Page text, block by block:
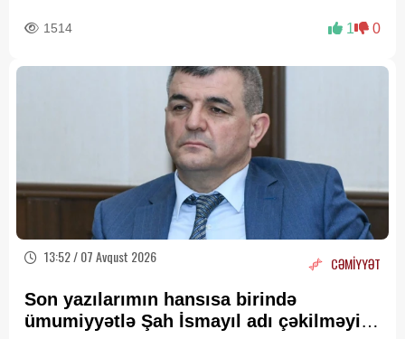
1514 1 0
13:52 / 07 Avqust 2026 CƏMİYYƏT
Son yazılarımın hansısa birində
ümumiyyətlə Şah İsmayıl adı çəkilməyib